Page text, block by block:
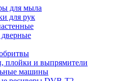
для мыла
для рук
и выпрямители
машины